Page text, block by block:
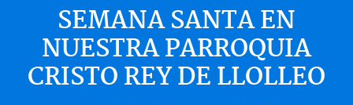
SEMANA SANTA EN
NUESTRA PARROQUIA
CRISTO REY DE LLOLLEO